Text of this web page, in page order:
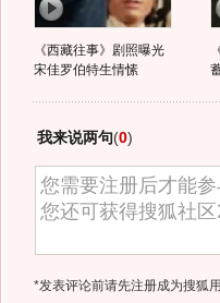
《西藏往事》剧照曝光
宋佳罗伯特生情愫
我来说两句(0)
*发表评论前请先注册成为搜狐